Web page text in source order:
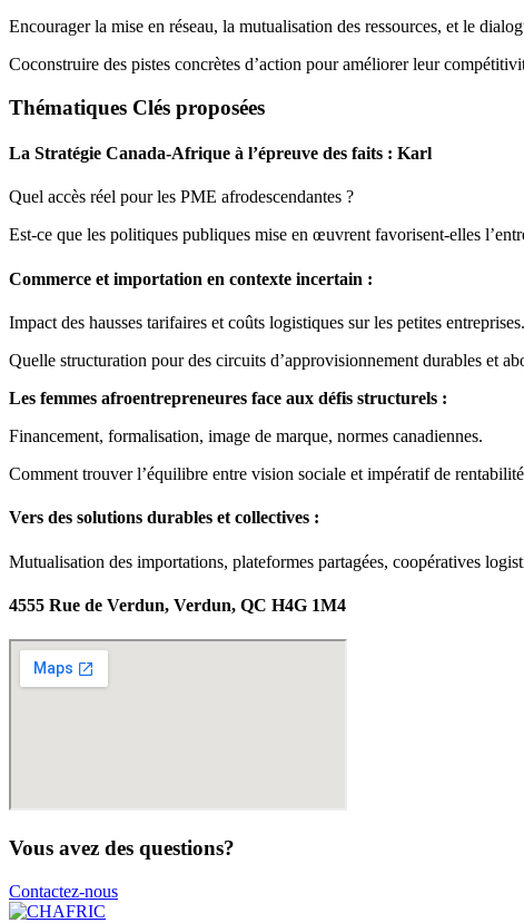
Encourager la mise en réseau, la mutualisation des ressources, et le
Coconstruire des pistes concrètes d’action pour améliorer leur
Thématiques Clés proposées
La Stratégie Canada-Afrique à l’épreuve des faits : Karl
Quel accès réel pour les PME afrodescendantes ?
Est-ce que les politiques publiques mise en œuvrent favorisent-elles
Commerce et importation en contexte incertain :
Impact des hausses tarifaires et coûts logistiques sur les petites entreprises.
Quelle structuration pour des circuits d’approvisionnement durables et
Les femmes afroentrepreneures face aux défis structurels :
Financement, formalisation, image de marque, normes canadiennes.
Comment trouver l’équilibre entre vision sociale et impératif de
Vers des solutions durables et collectives :
Mutualisation des importations, plateformes partagées, coopératives
4555 Rue de Verdun, Verdun, QC H4G 1M4
Vous avez des questions?
Contactez-nous